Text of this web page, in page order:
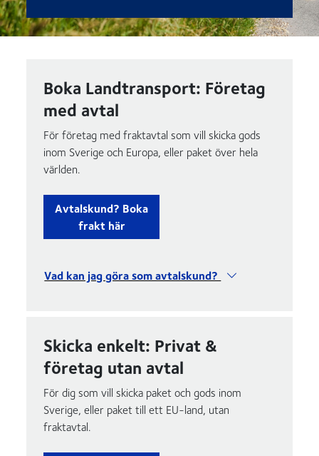
Boka Landtransport: Företag
med avtal
För företag med fraktavtal som vill skicka gods
inom Sverige och Europa, eller paket över hela
världen.
Avtalskund? Boka
frakt här
Vad kan jag göra som avtalskund?
Skicka enkelt: Privat &
företag utan avtal
För dig som vill skicka paket och gods inom
Sverige, eller paket till ett EU-land, utan
fraktavtal.